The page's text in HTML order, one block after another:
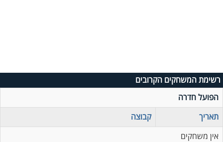
רשימת המשחקים הקרובים
הפועל חדרה
תאריך
קבוצה
אין משחקים